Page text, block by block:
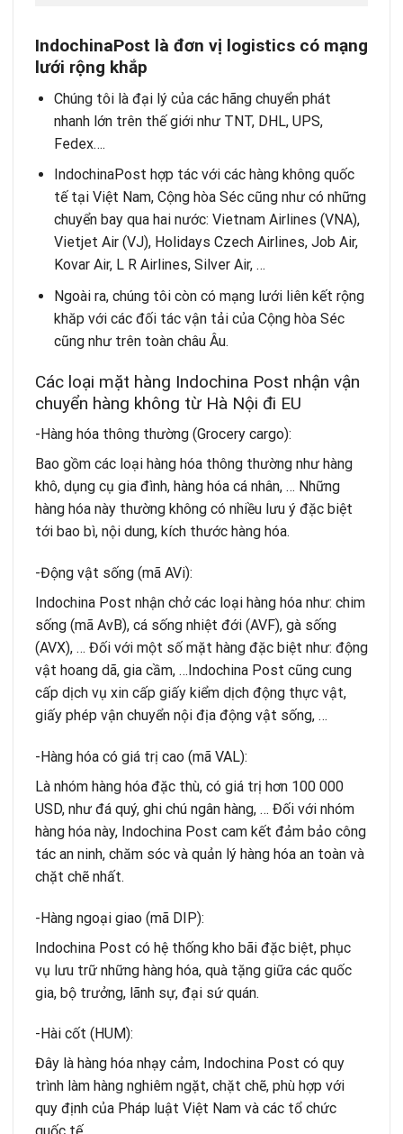
IndochinaPost là đơn vị logistics có mạng
lưới rộng khắp
Chúng tôi là đại lý của các hãng chuyển phát
nhanh lớn trên thế giới như TNT, DHL, UPS,
Fedex….
IndochinaPost hợp tác với các hàng không quốc
tế tại Việt Nam, Cộng hòa Séc cũng như có những
chuyển bay qua hai nước: Vietnam Airlines (VNA),
Vietjet Air (VJ), Holidays Czech Airlines, Job Air,
Kovar Air, L R Airlines, Silver Air, …
Ngoài ra, chúng tôi còn có mạng lưới liên kết rộng
khăp với các đối tác vận tải của Cộng hòa Séc
cũng như trên toàn châu Âu.
Các loại mặt hàng Indochina Post nhận vận
chuyển hàng không từ Hà Nội đi EU
-Hàng hóa thông thường (Grocery cargo):
Bao gồm các loại hàng hóa thông thường như hàng
khô, dụng cụ gia đình, hàng hóa cá nhân, … Những
hàng hóa này thường không có nhiều lưu ý đặc biệt
tới bao bì, nội dung, kích thước hàng hóa.
-Động vật sống (mã AVi):
Indochina Post nhận chở các loại hàng hóa như: chim
sống (mã AvB), cá sống nhiệt đới (AVF), gà sống
(AVX), … Đối với một số mặt hàng đặc biệt như: động
vật hoang dã, gia cầm, …Indochina Post cũng cung
cấp dịch vụ xin cấp giấy kiểm dịch động thực vật,
giấy phép vận chuyển nội địa động vật sống, …
-Hàng hóa có giá trị cao (mã VAL):
Là nhóm hàng hóa đặc thù, có giá trị hơn 100 000
USD, như đá quý, ghi chú ngân hàng, … Đối với nhóm
hàng hóa này, Indochina Post cam kết đảm bảo công
tác an ninh, chăm sóc và quản lý hàng hóa an toàn và
chặt chẽ nhất.
-Hàng ngoại giao (mã DIP):
Indochina Post có hệ thống kho bãi đặc biệt, phục
vụ lưu trữ những hàng hóa, quà tặng giữa các quốc
gia, bộ trưởng, lãnh sự, đại sứ quán.
-Hài cốt (HUM):
Đây là hàng hóa nhạy cảm, Indochina Post có quy
trình làm hàng nghiêm ngặt, chặt chẽ, phù hợp với
quy định của Pháp luật Việt Nam và các tổ chức